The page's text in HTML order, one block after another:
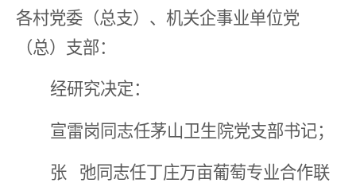
各村党委（总支）、机关企事业单位党
（总）支部：
经研究决定：
宣雷岗 同志任茅山卫生院党支部书记；
张 弛同志任丁庄万亩葡萄专业合作联